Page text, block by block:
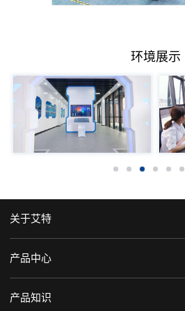
环境展示
关于艾特
产品中心
产品知识